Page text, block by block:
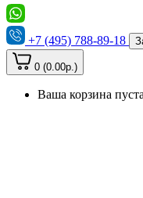
+7 (495) 788-89-18
0 (0.00р.)
Ваша корзина